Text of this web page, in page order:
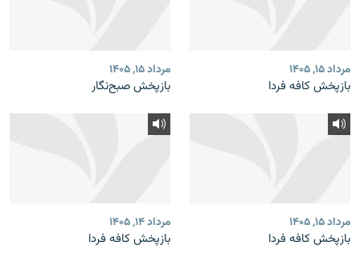
مرداد ۱۵, ۱۴۰۵
بازپخش کافه فردا
مرداد ۱۵, ۱۴۰۵
بازپخش صبح‌نگار
مرداد ۱۵, ۱۴۰۵
بازپخش کافه فردا
مرداد ۱۴, ۱۴۰۵
بازپخش کافه فردا